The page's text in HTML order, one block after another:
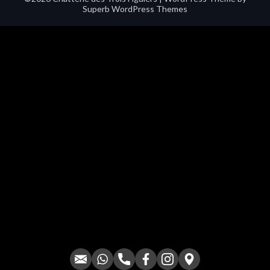
Superb WordPress Themes